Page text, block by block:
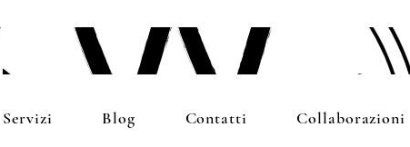
Servizi Blog Contatti Collaborazioni